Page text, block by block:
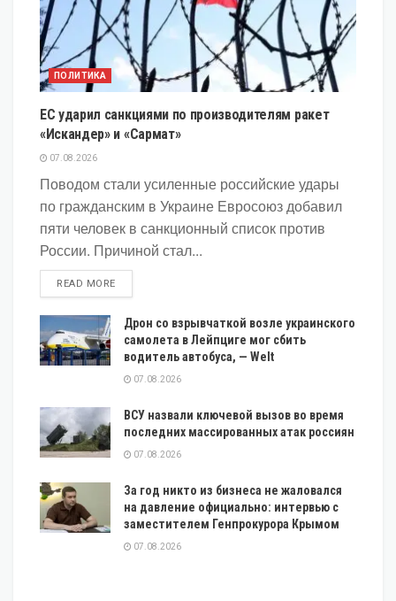
ПОЛИТИКА
ЕС ударил санкциями по производителям ракет
«Искандер» и «Сармат»
07.08.2026
Поводом стали усиленные российские удары
по гражданским в Украине Евросоюз добавил
пяти человек в санкционный список против
России. Причиной стал...
READ MOREDETAILS
Дрон со взрывчаткой возле украинского
самолета в Лейпциге мог сбить
водитель автобуса, — Welt
07.08.2026
ВСУ назвали ключевой вызов во время
последних массированных атак россиян
07.08.2026
За год никто из бизнеса не жаловался
на давление официально: интервью с
заместителем Генпрокурора Крымом
07.08.2026